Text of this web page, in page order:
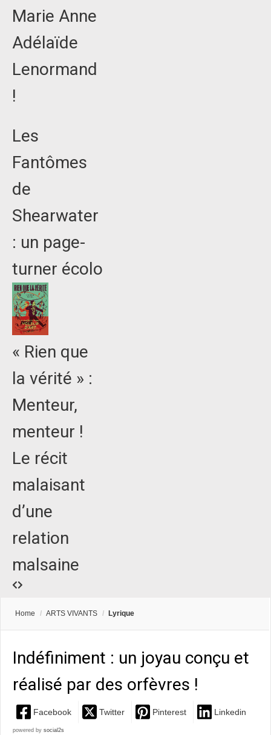
Marie Anne
Adélaïde
Lenormand
!
Les
Fantômes
de
Shearwater
: un page-
turner écolo
« Rien que
la vérité » :
Menteur,
menteur !
Le récit
malaisant
d’une
relation
malsaine
Home / ARTS VIVANTS / Lyrique
Indéfiniment : un joyau conçu et
réalisé par des orfèvres !
Facebook Twitter Pinterest Linkedin
powered by social2s